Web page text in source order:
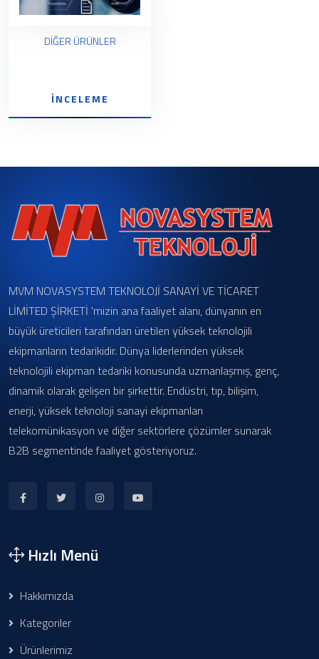
DİĞER ÜRÜNLER
İNCELEME
MVM NOVASYSTEM TEKNOLOJİ SANAYİ VE TİCARET
LİMİTED ŞİRKETİ 'mizin ana faaliyet alanı, dünyanın en
büyük üreticileri tarafından üretilen yüksek teknolojili
ekipmanların tedarikidir. Dünya liderlerinden yüksek
teknolojili ekipman tedariki konusunda uzmanlaşmış, genç,
dinamik olarak gelişen bir şirkettir. Endüstri, tıp, bilişim,
enerji, yüksek teknoloji sanayi ekipmanları
telekomünikasyon ve diğer sektörlere çözümler sunarak
B2B segmentinde faaliyet gösteriyoruz.
Hızlı Menü
Hakkımızda
Kategoriler
Ürünlerimiz